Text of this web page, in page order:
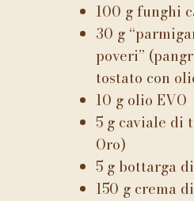
100 g funghi
30 g
poveri”
tostato con
10 g olio EVO
5 g caviale di
Oro)
5 g bottarga
150 g crema